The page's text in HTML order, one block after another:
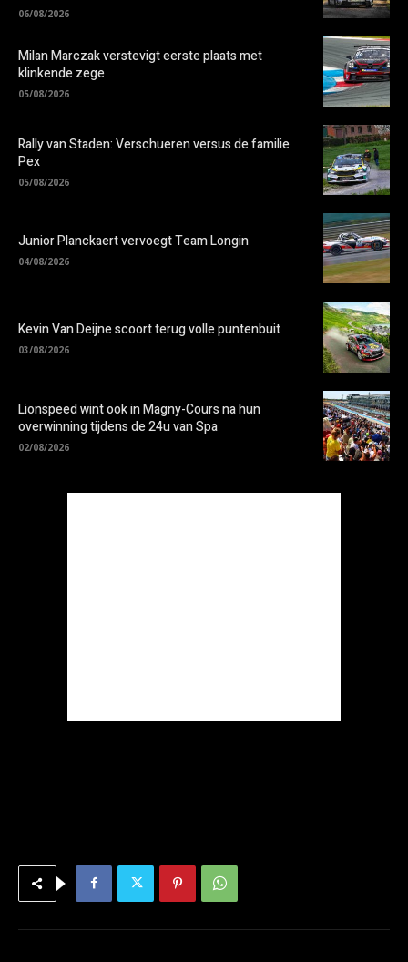
06/08/2026
Milan Marczak verstevigt eerste plaats met
klinkende zege
05/08/2026
Rally van Staden: Verschueren versus de familie
Pex
05/08/2026
Junior Planckaert vervoegt Team Longin
04/08/2026
Kevin Van Deijne scoort terug volle puntenbuit
03/08/2026
Lionspeed wint ook in Magny-Cours na hun
overwinning tijdens de 24u van Spa
02/08/2026